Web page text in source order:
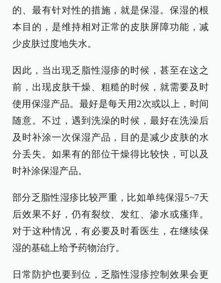
的、最有针对性的措施，就是保湿。保湿的根
本目的，是维持相对正常的皮肤屏障功能，减
少皮肤过度地失水。
因此，当出现乏脂性湿疹的时候，甚至在这之
前，出现皮肤干燥、粗糙的时候，就需要及时
使用保湿产品。最好是每天用2次或以上，时间
随意。不过，遇到洗澡的时候，最好在洗澡后
及时补涂一次保湿产品，目的是减少皮肤的水
分丢失。如果有的部位干燥得比较快，可以及
时补涂保湿产品。
部分乏脂性湿疹比较严重，比如单纯保湿5~7天
后效果不好，仍有裂纹、发红、渗水或瘙痒。
对于这种情况，有必要及时看医生，在继续保
湿的基础上给予药物治疗。
日常防护也要到位，乏脂性湿疹控制效果会更